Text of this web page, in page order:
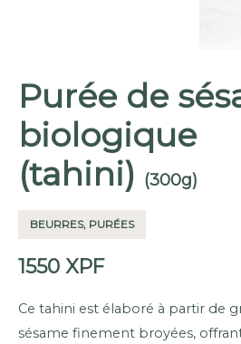
Purée de
biologique
(tahini) (300g)
BEURRES, PURÉES
1550 XPF
Ce tahini est élaboré à partir de
sésame finement broyées,